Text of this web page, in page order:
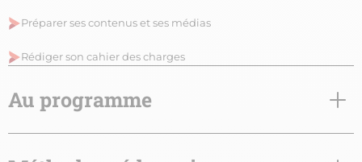
Préparer ses contenus et ses médias
Rédiger son cahier des charges
Au programme